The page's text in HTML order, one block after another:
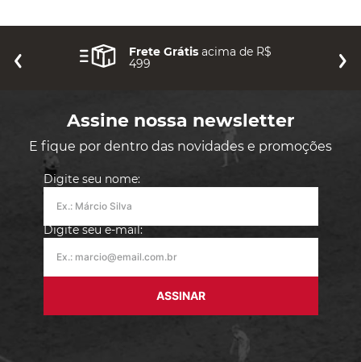
Frete Grátis acima de R$
499
Assine nossa newsletter
E fique por dentro das novidades e promoções
Digite seu nome:
Digite seu e-mail:
ASSINAR